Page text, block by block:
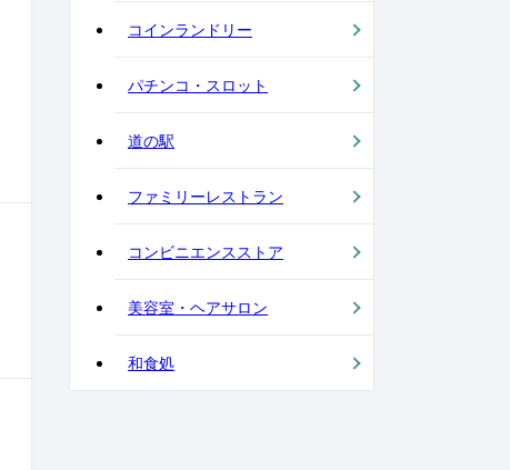
コインランドリー
パチンコ・スロット
道の駅
ファミリーレストラン
コンビニエンスストア
美容室・ヘアサロン
和食処